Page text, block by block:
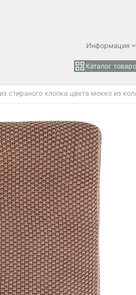
Информация
Каталог
стираного хлопка цвета мокко из